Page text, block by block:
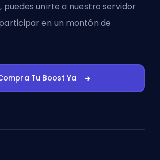
puedesunirte a nuestro servidor
en un montón de
Tu Boost Ya